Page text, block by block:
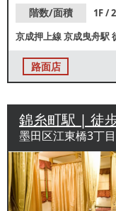
階数/面積
1F /
京成押上線京成曳舟駅
路面店
錦糸町駅 | 徒
墨田区江東橋3丁目